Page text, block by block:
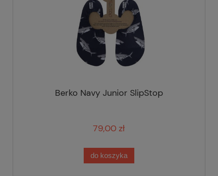
Berko Navy Junior SlipStop
79,00 zł
do koszyka